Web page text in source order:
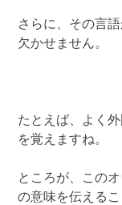
さらに、その言
欠かせません。
たとえば、よく
を覚えますね。
ところが、この
の意味を伝える